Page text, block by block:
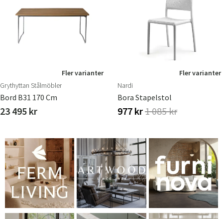
Fler varianter
Grythyttan Stålmöbler
Bord B31 170 Cm
23 495 kr
Fler varianter
Nardi
Bora Stapelstol
977 kr1 085 kr